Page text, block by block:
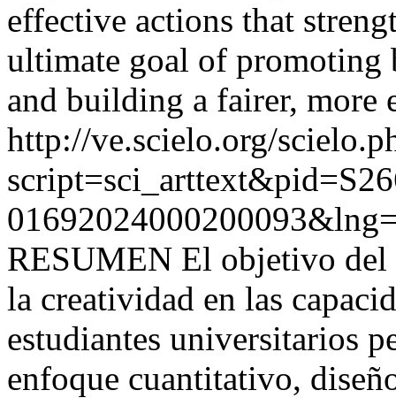
effective actions that
ultimate goal of promoting
and building a fairer, more
http://ve.scielo.org/
RESUMEN El objetivo del
la creatividad en las
estudiantes universitarios
enfoque cuantitativo,